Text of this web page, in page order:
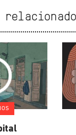
relacionado